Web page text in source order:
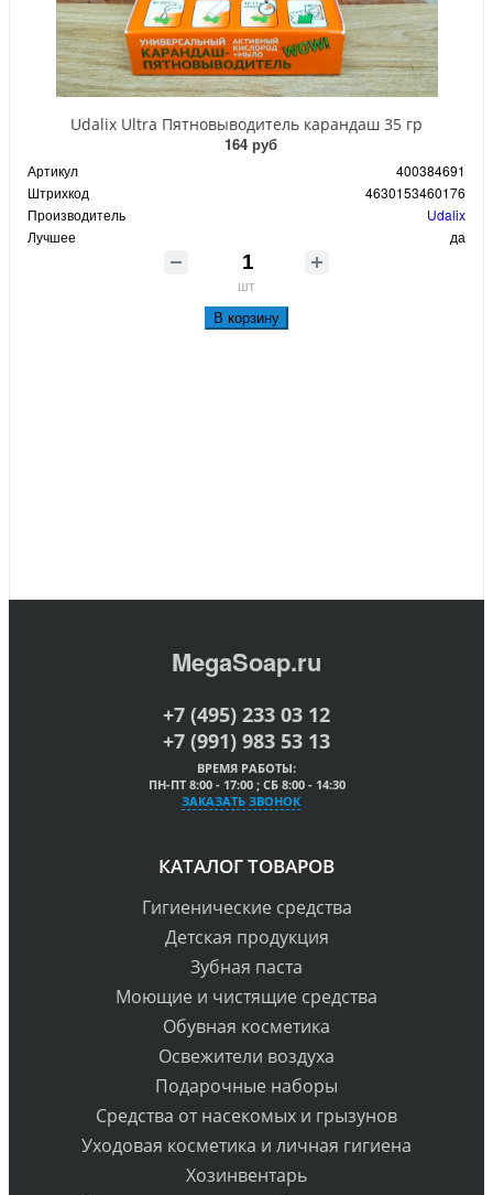
Udalix Ultra Пятновыводитель карандаш 35 гр
164 руб
Артикул
400384691
Штрихкод
4630153460176
Производитель
Udalix
Лучшее
да
шт
В корзину
MegaSoap.ru
+7 (495) 233 03 12
+7 (991) 983 53 13
ВРЕМЯ РАБОТЫ:
ПН-ПТ 8:00 - 17:00 ; СБ 8:00 - 14:30
ЗАКАЗАТЬ ЗВОНОК
КАТАЛОГ ТОВАРОВ
Гигиенические средства
Детская продукция
Зубная паста
Моющие и чистящие средства
Обувная косметика
Освежители воздуха
Подарочные наборы
Средства от насекомых и грызунов
Уходовая косметика и личная гигиена
Хозинвентарь